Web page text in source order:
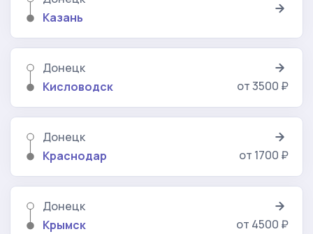
Казань
Донецк
Кисловодск
от 3500 ₽
Донецк
Краснодар
от 1700 ₽
Донецк
Крымск
от 4500 ₽